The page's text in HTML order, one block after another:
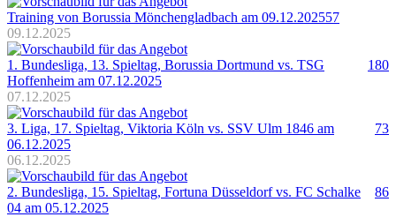
Training von Borussia Mönchengladbach am 09.12.2025
09.12.2025
57
1. Bundesliga, 13. Spieltag, Borussia Dortmund vs. TSG
Hoffenheim am 07.12.2025
07.12.2025
180
3. Liga, 17. Spieltag, Viktoria Köln vs. SSV Ulm 1846 am
06.12.2025
06.12.2025
73
2. Bundesliga, 15. Spieltag, Fortuna Düsseldorf vs. FC Schalke
04 am 05.12.2025
86